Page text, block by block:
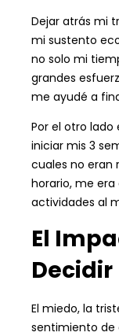
Dejar atrás mi
mi sustento
no solo mi
grandes
me ayudé a
Por el otro
iniciar mis 3
cuales no eran
horario, me
actividades al
El
Decidir
El miedo, la
sentimiento de